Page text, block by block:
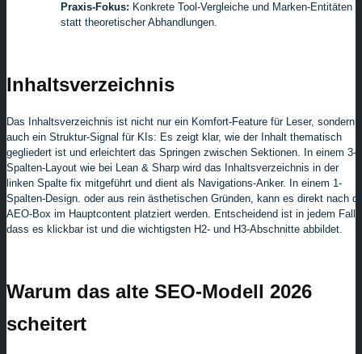
Praxis-Fokus: Konkrete Tool-Vergleiche und Marken-Entitäten
statt theoretischer Abhandlungen.
Inhaltsverzeichnis
Das Inhaltsverzeichnis ist nicht nur ein Komfort-Feature für Leser, sondern
auch ein Struktur-Signal für KIs: Es zeigt klar, wie der Inhalt thematisch
gegliedert ist und erleichtert das Springen zwischen Sektionen. In einem 3-
Spalten-Layout wie bei Lean & Sharp wird das Inhaltsverzeichnis in der
linken Spalte fix mitgeführt und dient als Navigations-Anker. In einem 1-
Spalten-Design. oder aus rein ästhetischen Gründen, kann es direkt nach
AEO-Box im Hauptcontent platziert werden. Entscheidend ist in jedem Fall,
dass es klickbar ist und die wichtigsten H2- und H3-Abschnitte abbildet.
Warum das alte SEO-Modell 2026
scheitert